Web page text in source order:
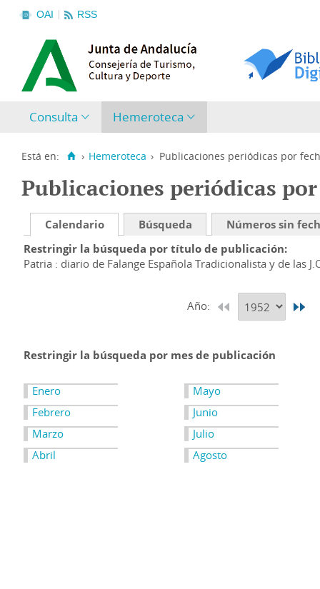
OAI RSS
Consulta Hemeroteca
Está en: › Hemeroteca › Publicaciones periódicas por
Publicaciones periódicas
Calendario Búsqueda
Números sin
Restringir la búsqueda por título de publicación
Patria : diario de Falange Española Tradicionalista y de las
Año:
Restringir la búsqueda por mes de publicación
Enero
Febrero
Marzo
Abril
Mayo
Junio
Julio
Agosto